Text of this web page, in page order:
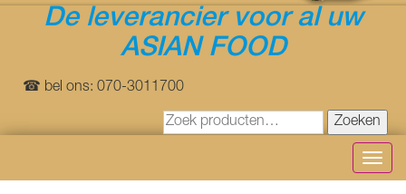
De leverancier voor al uw
ASIAN FOOD
☎ bel ons: 070-3011700
Zoeken